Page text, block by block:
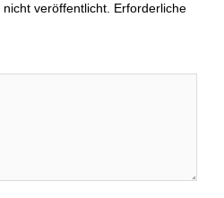
veröffentlicht. Erforderliche